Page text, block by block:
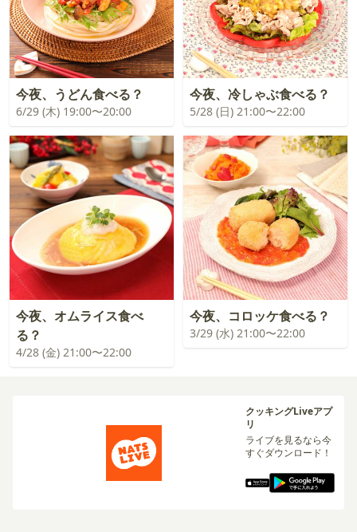
今夜、うどん食べる？
6/29 (木) 19:00〜20:00
今夜、冷しゃぶ食べる？
5/28 (日) 21:00〜22:00
今夜、オムライス食べ
る？
4/28 (金) 21:00〜22:00
今夜、コロッケ食べる？
3/29 (水) 21:00〜22:00
クッキングLiveアプ
リ
ライブを見るなら今
すぐダウンロード！